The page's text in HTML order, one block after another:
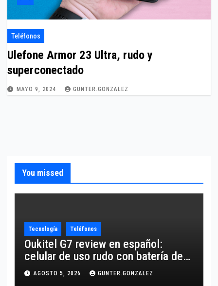
Teléfonos
Ulefone Armor 23 Ultra, rudo y
superconectado
MAYO 9, 2024 GUNTER.GONZALEZ
You missed
Tecnología Teléfonos
Oukitel G7 review en español:
celular de uso rudo con batería de
10,600 mAh
AGOSTO 5, 2026 GUNTER.GONZALEZ